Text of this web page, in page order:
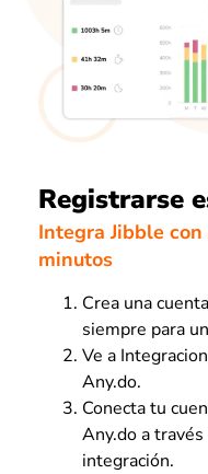
Registrarse
Integra Jibble
minutos
Crea una
siempre para
Ve a
Any.do.
Conecta tu
Any.do a
integración.